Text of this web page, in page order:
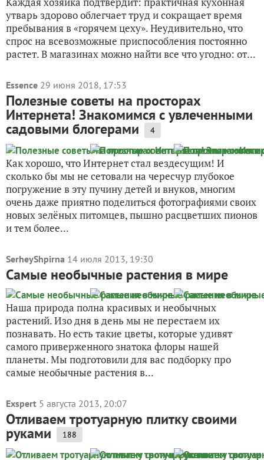
утварь здорово облегчает труд и сокращает время
пребывания в «горячем цеху». Неудивительно, что
спрос на всевозможные приспособления постоянно
растет. В магазинах можно найти все что угодно: от...
Essence 29 июня 2018, 17:53
Полезные советы на просторах
Интернета! Знакомимся с увлеченными
садовыми блогерами 4
Как хорошо, что Интернет стал вездесущим! И
сколько бы мы не сетовали на чересчур глубокое
погружение в эту пучину детей и внуков, многим
очень даже приятно поделиться фотографиями своих
новых зелёных питомцев, пышно расцветших пионов
и тем более...
SerheyShpirna 14 июля 2013, 19:30
Самые необычные растения в мире
Наша природа полна красивых и необычных
растений. Изо дня в день мы не перестаем их
познавать. Но есть такие цветы, которые удивят
самого приверженного знатока флоры нашей
планеты. Мы подготовили для вас подборку про
самые необычные растения в...
Exspert 5 августа 2013, 20:07
Отливаем тротуарную плитку своими
руками 188